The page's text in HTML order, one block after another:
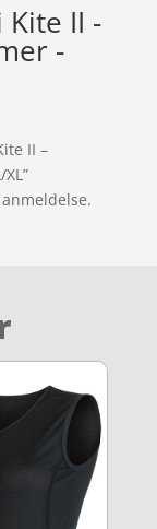
Kite II -
-
II –